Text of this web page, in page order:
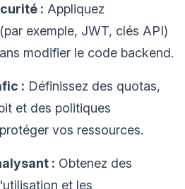
: Appliquez
exemple, JWT, clés API)
modifier le code backend.
: Définissez des quotas,
et des politiques
vos ressources.
: Obtenez des
et les